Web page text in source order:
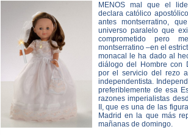
MENOS mal que el
declara católico
antes montserratino,
universo paralelo que
comprometido pero
montserratino –en el
monacal le ha dado al
diálogo del Hombre con
por el servicio del rezo
independentista.
preferiblemente de esa
razones imperialistas
II, que es una de las
Madrid en la que más
mañanas de domingo.